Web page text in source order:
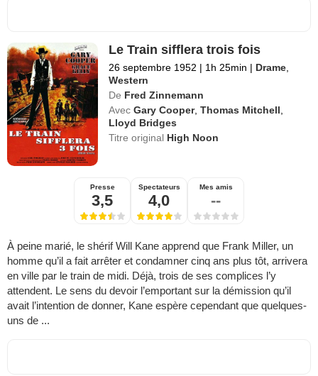
Le Train sifflera trois fois
26 septembre 1952 | 1h 25min | Drame
Western
De Fred Zinnemann
Avec Gary Cooper,Thomas Mitchell
Lloyd Bridges
Titre original High Noon
Presse
3,5
Spectateurs
4,0
Mes amis
--
À peine marié, le shérif Will Kane apprend que Frank Miller, un
homme qu’il a fait arrêter et condamner cinq ans plus tôt, arrivera
en ville par le train de midi. Déjà, trois de ses complices l’y
attendent. Le sens du devoir l’emportant sur la démission qu’il
avait l’intention de donner, Kane espère cependant que quelques-
uns de ...